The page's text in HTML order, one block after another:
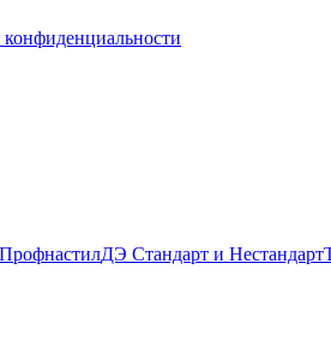
ПрофнастилДЭ Стандарт и Нестандарт